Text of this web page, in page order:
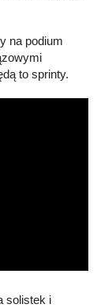
na podium
to sprinty.
solistek i